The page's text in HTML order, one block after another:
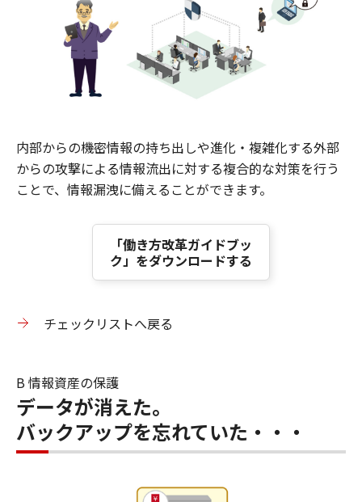
内部からの機密情報の持ち出しや進化・複雑化する外部
からの攻撃による情報流出に対する複合的な対策を行う
ことで、情報漏洩に備えることができます。
「働き方改革ガイドブッ
ク」をダウンロードする
チェックリストへ戻る
B 情報資産の保護
データが消えた。
バックアップを忘れていた・・・